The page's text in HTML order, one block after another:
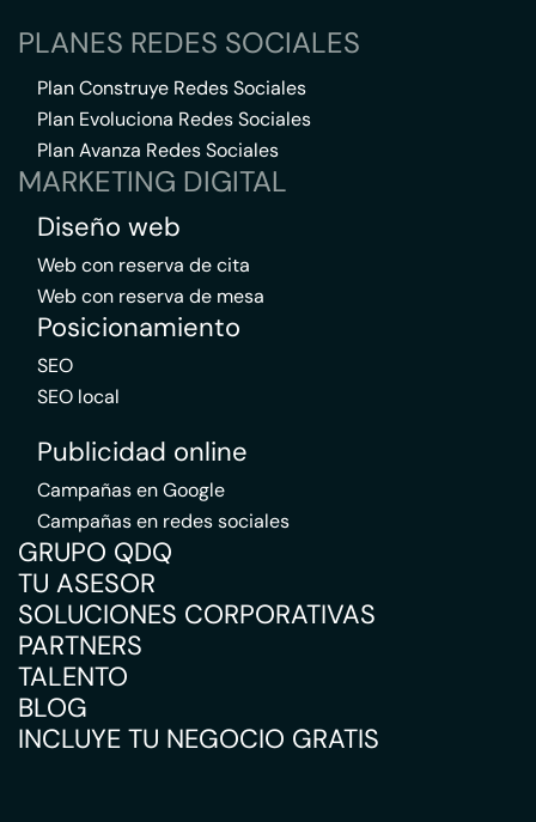
PLANES REDES SOCIALES
Plan Construye Redes Sociales
Plan Evoluciona Redes Sociales
Plan Avanza Redes Sociales
MARKETING DIGITAL
Diseño web
Web con reserva de cita
Web con reserva de mesa
Posicionamiento
SEO
SEO local
Publicidad online
Campañas en Google
Campañas en redes sociales
GRUPO QDQ
TU ASESOR
SOLUCIONES CORPORATIVAS
PARTNERS
TALENTO
BLOG
INCLUYE TU NEGOCIO GRATIS